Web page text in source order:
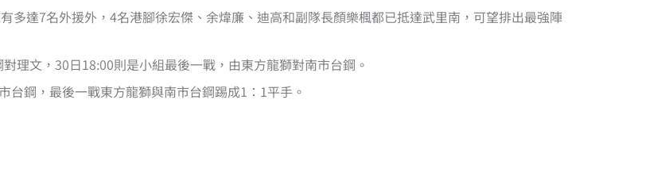
多達7名外援外，4名港腳徐宏傑、余煒廉、迪高和副隊長顏樂楓都已抵達武里南，可望排出最強陣
理文，30日18:00則是小組最後一戰，由東方龍獅對南市台鋼。
鋼，最後一戰東方龍獅與南市台鋼踢成1：1平手。